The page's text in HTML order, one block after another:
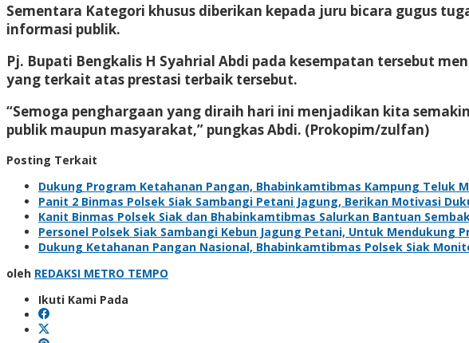
Sementara Kategori khusus diberikan kepada juru bicara gugus
informasi publik.
Pj. Bupati Bengkalis H Syahrial Abdi pada kesempatan tersebut
yang terkait atas prestasi terbaik tersebut.
“Semoga penghargaan yang diraih hari ini menjadikan kita
publik maupun masyarakat,” pungkas Abdi. (Prokopim/zulfan)
Posting Terkait
Dukung Program Ketahanan Pangan, Bhabinkamtibmas Kampung Teluk
Panit 2 Binmas Polsek Siak Sambangi Petani Jagung, Berikan Motivasi
Kanit Binmas Polsek Siak dan Bhabinkamtibmas Salurkan Bantuan
Personel Polsek Siak Sambangi Kebun Jagung Petani, Untuk Mendukung
Dukung Ketahanan Pangan Nasional, Bhabinkamtibmas Polsek Siak
oleh REDAKSI METRO TEMPO
Ikuti Kami Pada